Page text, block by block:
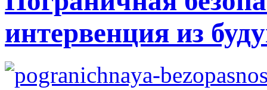
интервенция из